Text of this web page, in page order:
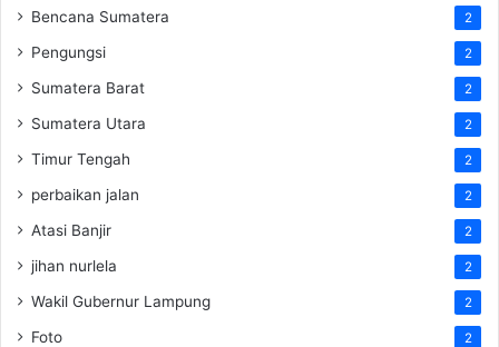
Bencana Sumatera 2
Pengungsi 2
Sumatera Barat 2
Sumatera Utara 2
Timur Tengah 2
perbaikan jalan 2
Atasi Banjir 2
jihan nurlela 2
Wakil Gubernur Lampung 2
Foto 2